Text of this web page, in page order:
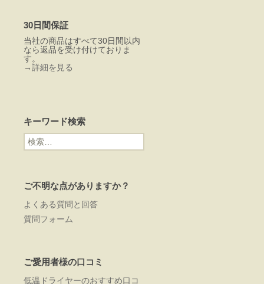
30日間保証
当社の商品はすべて30日間以内
なら返品を受け付けておりま
す。
→詳細を見る
キーワード検索
検
索:
ご不明な点がありますか？
よくある質問と回答
質問フォーム
ご愛用者様の口コミ
低温ドライヤーのおすすめ口コ